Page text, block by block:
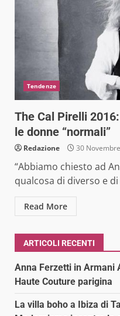
Tendenze
The Cal Pirelli
le donne “normali”
Redazione 30
“Abbiamo chiesto ad
qualcosa di diverso e
Read More
ARTICOLI RECENTI
Anna Ferzetti in Armani
Haute Couture parigina
La villa boho a Ibiza di